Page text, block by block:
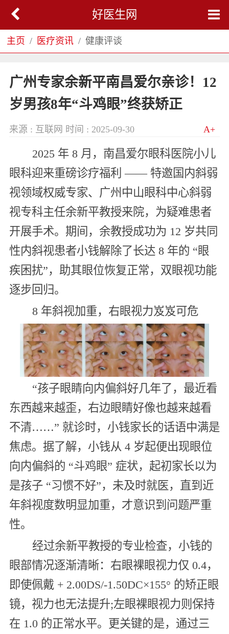
好医生网
主页 医疗资讯 健康评谈
广州专家余新平南昌爱尔亲诊！12
岁男孩8年“斗鸡眼”终获矫正
来源 : 互联网 时间 : 2025-09-30 A+
2025 年 8 月，南昌爱尔眼科医院小儿
眼科迎来重磅诊疗福利 —— 特邀国内斜弱
视领域权威专家、广州中山眼科中心斜弱
视专科主任余新平教授来院，为疑难患者
开展手术。期间，余教授成功为 12 岁共同
性内斜视患者小钱解除了长达 8 年的 “眼
疾困扰”，助其眼位恢复正常，双眼视功能
逐步回归。
8 年斜视加重，右眼视力岌岌可危
“孩子眼睛向内偏斜好几年了，最近看
东西越来越歪，右边眼睛好像也越来越看
不清……” 就诊时，小钱家长的话语中满是
焦虑。据了解，小钱从 4 岁起便出现眼位
向内偏斜的 “斗鸡眼” 症状，起初家长以为
是孩子 “习惯不好”，未及时就医，直到近
年斜视度数明显加重，才意识到问题严重
性。
经过余新平教授的专业检查，小钱的
眼部情况逐渐清晰：右眼裸眼视力仅 0.4，
即使佩戴 + 2.00DS/-1.50DC×155° 的矫正眼
镜，视力也无法提升;左眼裸眼视力则保持
在 1.0 的正常水平。更关键的是，通过三